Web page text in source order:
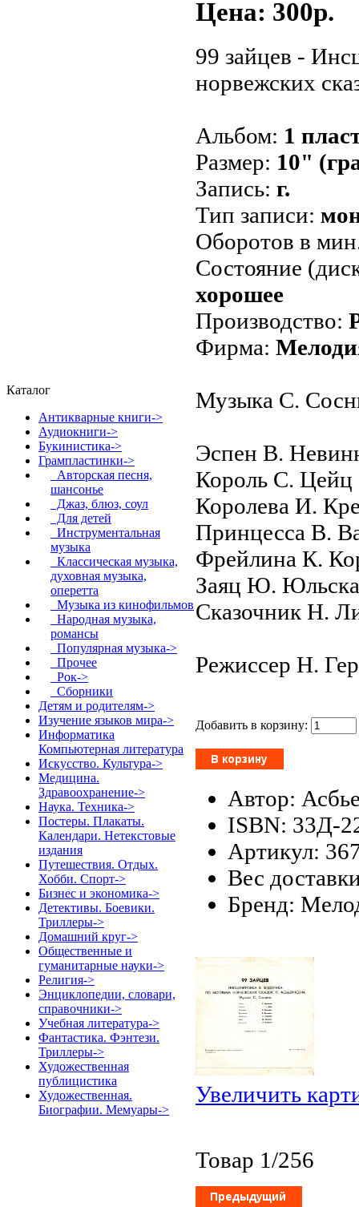
Каталог
Антикварные книги->
Аудиокниги->
Букинистика->
Грампластинки->
Авторская песня,
шансонье
Джаз, блюз, соул
Для детей
Инструментальная
музыка
Классическая музыка,
духовная музыка,
оперетта
Музыка из кинофильмов
Народная музыка,
романсы
Популярная музыка->
Прочее
Рок->
Сборники
Детям и родителям->
Изучение языков мира->
Информатика
Компьютерная литература
Искусство. Культура->
Медицина.
Здравоохранение->
Наука. Техника->
Постеры. Плакаты.
Календари. Нетекстовые
издания
Путешествия. Отдых.
Хобби. Спорт->
Бизнес и экономика->
Детективы. Боевики.
Триллеры->
Домашний круг->
Общественные и
гуманитарные науки->
Религия->
Энциклопедии, словари,
справочники->
Учебная литература->
Фантастика. Фэнтези.
Триллеры->
Художественная
публицистика
Художественная.
Биографии. Мемуары->
Цена: 300p.
99 зайцев -
норвежских
Альбом: 1
Размер: 10"
Запись: г.
Тип записи:
Оборотов в
Состояние
хорошее
Производство:
Фирма:
Музыка С.
Эспен В.
Король С. Цейц
Королева И.
Принцесса В.
Фрейлина К.
Заяц Ю.
Сказочник Н.
Режиссер Н.
Добавить в корзину:
Автор:
ISBN: 33Д-
Артикул:
Вес
Бренд:
Увеличить
Товар 1/256